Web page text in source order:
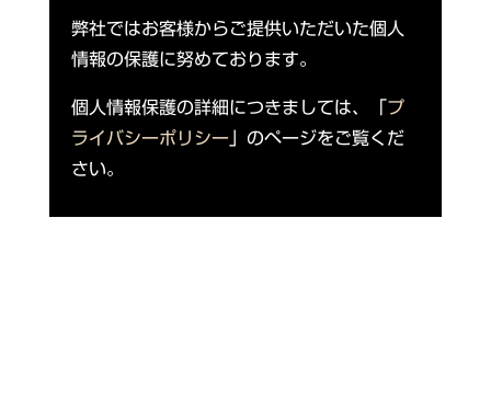
弊社ではお客様からご提供いただいた個人
情報の保護に努めております。
個人情報保護の詳細につきましては、「 プ
ライバシーポリシー 」のページをご覧くだ
さい。